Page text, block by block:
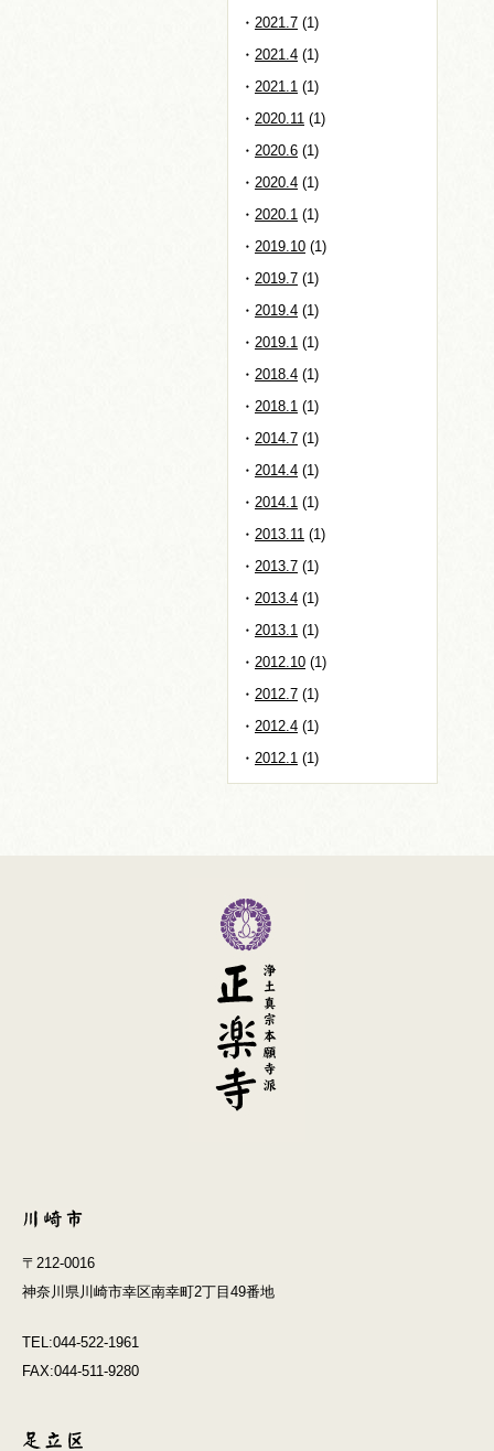
2021.7 (1)
2021.4 (1)
2021.1 (1)
2020.11 (1)
2020.6 (1)
2020.4 (1)
2020.1 (1)
2019.10 (1)
2019.7 (1)
2019.4 (1)
2019.1 (1)
2018.4 (1)
2018.1 (1)
2014.7 (1)
2014.4 (1)
2014.1 (1)
2013.11 (1)
2013.7 (1)
2013.4 (1)
2013.1 (1)
2012.10 (1)
2012.7 (1)
2012.4 (1)
2012.1 (1)
〒212-0016
神奈川県川崎市幸区南幸町2丁目49番地
TEL:044-522-1961
FAX:044-511-9280